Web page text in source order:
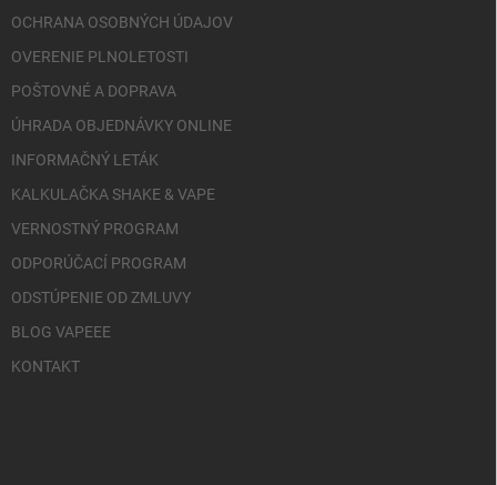
OCHRANA OSOBNÝCH ÚDAJOV
OVERENIE PLNOLETOSTI
POŠTOVNÉ A DOPRAVA
ÚHRADA OBJEDNÁVKY ONLINE
INFORMAČNÝ LETÁK
KALKULAČKA SHAKE & VAPE
VERNOSTNÝ PROGRAM
ODPORÚČACÍ PROGRAM
ODSTÚPENIE OD ZMLUVY
BLOG VAPEEE
KONTAKT